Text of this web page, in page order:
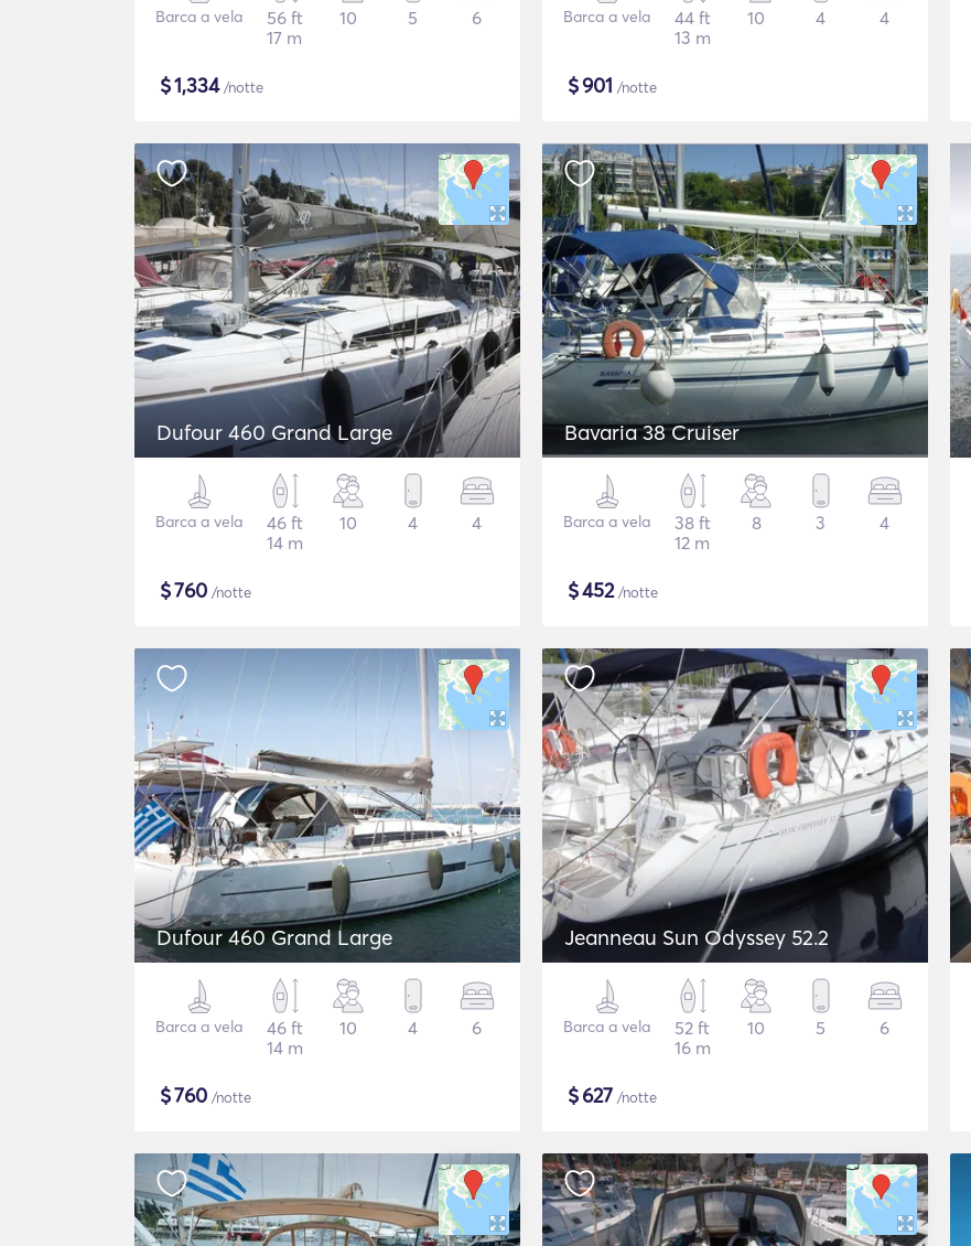
Barca a vela
56 ft
17 m
10 5 6
$1,334/notte
Barca a vela
44 ft
13 m
10 4 4
$901 /notte
Dufour 460 Grand Large
Barca a vela
46 ft
14 m
10 4 4
$760 /notte
Bavaria 38 Cruiser
Barca a vela
38 ft
12 m
8 3 4
$452/notte
Dufour 460 Grand Large
Barca a vela
46 ft
14 m
10 4 6
$760 /notte
Jeanneau Sun Odyssey 52.2
Barca a vela
52 ft
16 m
10 5 6
$627 /notte